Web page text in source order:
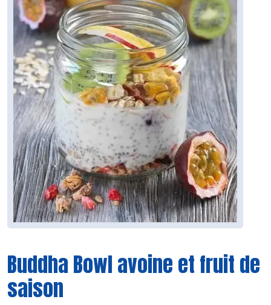
Buddha Bowl avoine et fruit de
saison